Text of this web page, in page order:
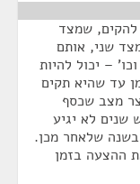
להקים, שמצד
שני, אותם
– יכול להיות
עד שהיא תקים
מצב שכסף
שנים לא יגיע
שלאחר מכן.
ההצעה בזמן